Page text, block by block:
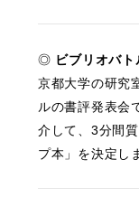
◎ ビブリオバト
京都大学の研究
ルの書評発表会
介して、3分間
プ本」を決定し